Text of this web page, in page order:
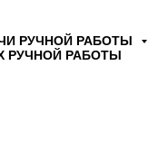
РУЧНОЙ РАБОТЫ
РУЧНОЙ РАБОТЫ